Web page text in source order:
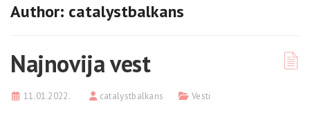
Author: catalystbalkans
Najnovija vest
11.01.2022. catalystbalkans Vesti